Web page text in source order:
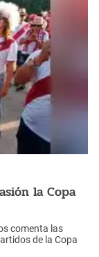
la Copa
comenta las
de la Copa